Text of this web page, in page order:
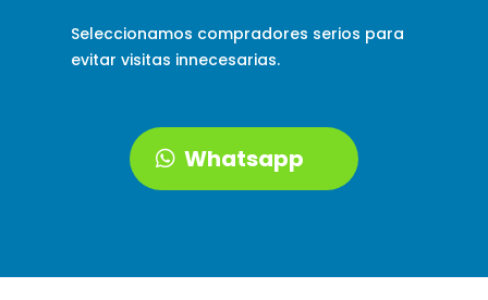
Seleccionamos compradores serios para
evitar visitas innecesarias.
Whatsapp